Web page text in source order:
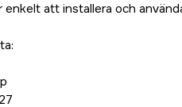
enkelt att installera och